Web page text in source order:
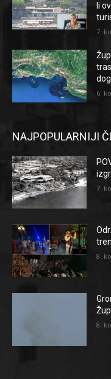
li
7.
6.
NAJPOPULARNIJI
7.
8.
8.